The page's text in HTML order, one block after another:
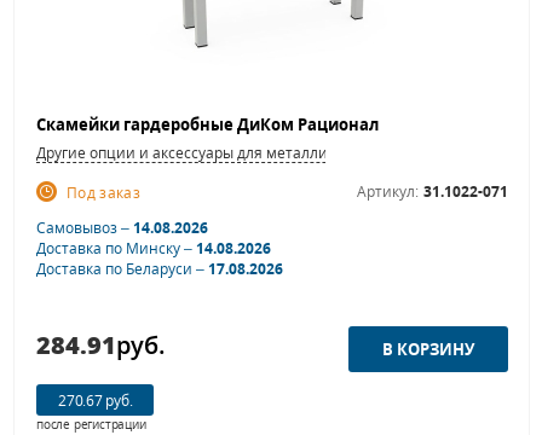
Скамейки гардеробные ДиКом Рационал
Другие опции и аксессуары для металлической мебели
Под заказ
Артикул: 31.1022-071
Самовывоз –14.08.2026
Доставка по Минску –14.08.2026
Доставка по Беларуси –17.08.2026
284.91руб.
270.67 руб.
после регистрации